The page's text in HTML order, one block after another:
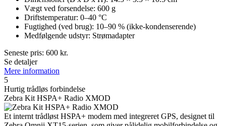
Vægt ved forsendelse: 600 g
Driftstemperatur: 0–40 °C
Fugtighed (ved brug): 10–90 % (ikke-kondenserende)
Medfølgende udstyr: Strømadapter
Seneste pris: 600 kr.
Se detaljer
Mere information
5
Hurtig trådløs forbindelse
Zebra Kit HSPA+ Radio XMOD
Et internt trådløst HSPA+ modem med integreret GPS, designet til